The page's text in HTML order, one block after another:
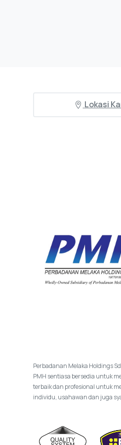
Lokasi
Perbadanan Melaka Holdings
PMH sentiasa bersedia untuk
terbaik dan profesional untuk
individu, usahawan dan juga